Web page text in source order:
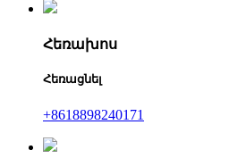
Հեռախոս
Հեռացնել
+8618898240171